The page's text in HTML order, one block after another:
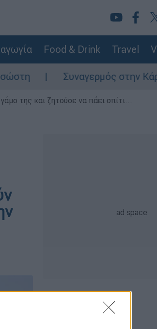
Food & Drink Travel
Συναγερμός στην
της και ζητούσε να πάει σπίτι...